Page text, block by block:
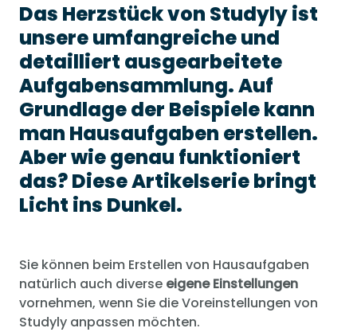
Das Herzstück von Studyly ist
unsere umfangreiche und
detailliert ausgearbeitete
Aufgabensammlung. Auf
Grundlage der Beispiele kann
man Hausaufgaben erstellen.
Aber wie genau funktioniert
das? Diese Artikelserie bringt
Licht ins Dunkel.
Sie können beim Erstellen von Hausaufgaben
natürlich auch diverse eigene Einstellungen
vornehmen, wenn Sie die Voreinstellungen von
Studyly anpassen möchten.